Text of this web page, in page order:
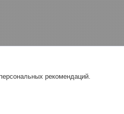
рекомендаций.